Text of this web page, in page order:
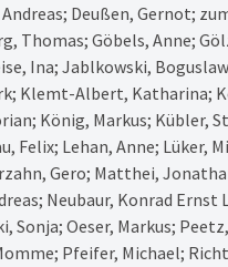
Deußen, Gernot;
Thomas; Göbels, Anne;
Ina; Jablkowski,
Klemt-Albert, Katharina;
König, Markus; Kübler,
Felix; Lehan, Anne; Lüker,
Gero; Matthei,
Neubaur, Konrad Ernst
Sonja; Oeser, Markus;
Pfeifer, Michael;